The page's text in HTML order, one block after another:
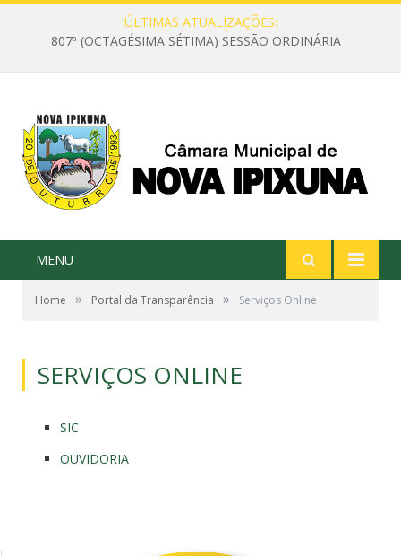
ÚLTIMAS ATUALIZAÇÕES:
807ª (OCTAGÉSIMA SÉTIMA) SESSÃO ORDINÁRIA
MENU
Home » Portal da Transparência » Serviços Online
SERVIÇOS ONLINE
SIC
OUVIDORIA